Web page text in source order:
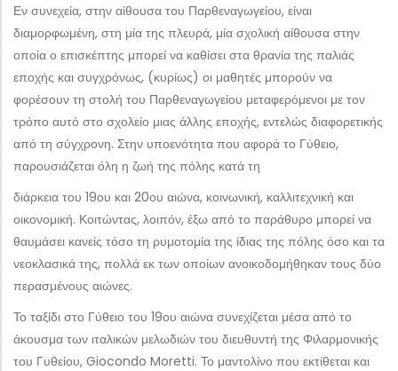
Εν συνεχεία, στην αίθουσα του Παρθεναγωγείου, είναι
διαμορφωμένη, στη μία της πλευρά, μία σχολική αίθουσα στην
οποία ο επισκέπτης μπορεί να καθίσει στα θρανία της παλιάς
εποχής και συγχρόνως, (κυρίως) οι μαθητές μπορούν να
φορέσουν τη στολή του Παρθεναγωγείου μεταφερόμενοι με τον
τρόπο αυτό στο σχολείο μιας άλλης εποχής, εντελώς διαφορετικής
από τη σύγχρονη. Στην υποενότητα που αφορά το Γύθειο,
παρουσιάζεται όλη η ζωή της πόλης κατά τη
διάρκεια του 19ου και 20ου αιώνα, κοινωνική, καλλιτεχνική και
οικονομική. Κοιτώντας, λοιπόν, έξω από το παράθυρο μπορεί να
θαυμάσει κανείς τόσο τη ρυμοτομία της ίδιας της πόλης όσο και τα
νεοκλασικά της, πολλά εκ των οποίων ανοικοδομήθηκαν τους δύο
περασμένους αιώνες.
Το ταξίδι στο Γύθειο του 19ου αιώνα συνεχίζεται μέσα από το
άκουσμα των ιταλικών μελωδιών του διευθυντή της Φιλαρμονικής
του Γυθείου, Giocondo Moretti. Το μαντολίνο που εκτίθεται και